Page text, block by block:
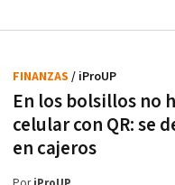
En los bolsillos no
celular con QR: se
en cajeros
FINANZAS / iProUP